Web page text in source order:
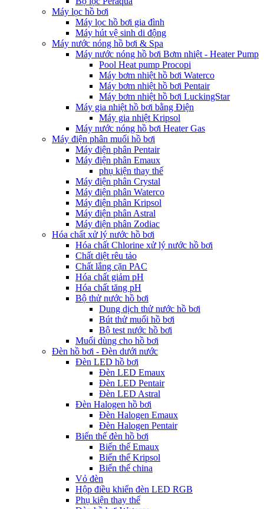
Máy lọc hồ bơi
Máy lọc hồ bơi gia đình
Máy hút vệ sinh di động
Máy nước nóng hồ bơi & Spa
Máy nước nóng hồ bơi Bơm nhiệt - Heater Pump
Pool Heat pump Procopi
Máy bơm nhiệt hồ bơi Waterco
Máy bơm nhiệt hồ bơi Pentair
Máy bơm nhiệt hồ bơi LuckingStar
Máy gia nhiệt hồ bơi bằng Điện
Máy gia nhiệt Kripsol
Máy nước nóng hồ bơi Heater Gas
Máy điện phân muối hồ bơi
Máy điện phân Pentair
Máy điện phân Emaux
phụ kiện thay thế
Máy điện phân Crystal
Máy điện phân Waterco
Máy điện phân Kripsol
Máy điện phân Astral
Máy điện phân Zodiac
Hóa chất xử lý nước hồ bơi
Hóa chất Chlorine xử lý nước hồ bơi
Chất diệt rêu tảo
Chất lắng cặn PAC
Hóa chất giảm pH
Hóa chất tăng pH
Bộ thử nước hồ bơi
Dung dịch thử nước hồ bơi
Bút thử muối hồ bơi
Bộ test nước hồ bơi
Muối dùng cho hồ bơi
Đèn hồ bơi - Đèn dưới nước
Đèn LED hồ bơi
Đèn LED Emaux
Đèn LED Pentair
Đèn LED Astral
Đèn Halogen hồ bơi
Đèn Halogen Emaux
Đèn Halogen Pentair
Biến thế đèn hồ bơi
Biến thế Emaux
Biến thế Kripsol
Biến thế china
Vỏ đèn
Hộp điều khiển đèn LED RGB
Phụ kiện thay thế